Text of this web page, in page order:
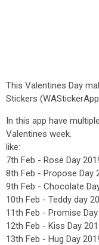
This Valentines Day
Stickers
In this app have
Valentines week.
like:
7th Feb - Rose Day
8th Feb - Propose Day
9th Feb - Chocolate
10th Feb - Teddy day
11th Feb - Promise
12th Feb - Kiss Day
13th Feb - Hug Day